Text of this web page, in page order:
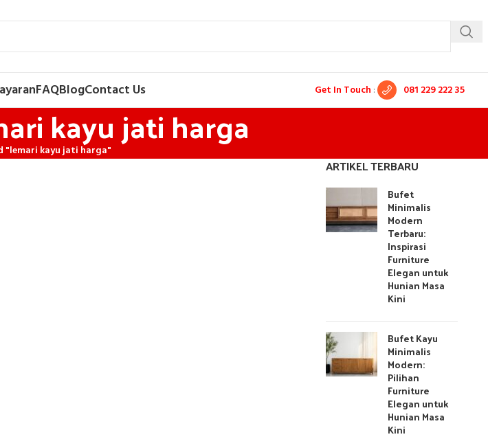
FAQBlogContact Us Get In Touch : 081 229 222 35
kayu jati harga
"lemari kayu jati harga"
ARTIKEL TERBARU
Bufet
Minimalis
Modern
Terbaru:
Inspirasi
Furniture
Elegan untuk
Hunian Masa
Kini
Bufet Kayu
Minimalis
Modern:
Pilihan
Furniture
Elegan untuk
Hunian Masa
Kini